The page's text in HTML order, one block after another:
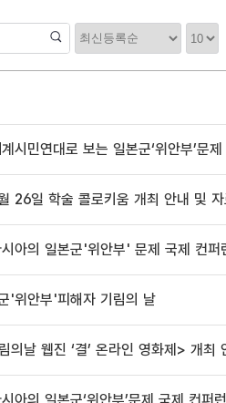
정
렬
정
렬
갯
수
시민연대로 보는 일본군‘위안부’문
26일 학술 콜로키움 개최 안내 및 자
아의 일본군'위안부' 문제 국제 컨퍼
'위안부'피해자 기림의 날
의날 웹진 ‘결’ 온라인 영화제> 개최